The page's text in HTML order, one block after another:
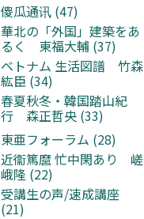
傻瓜通讯 (47)
華北の「外国」建築をあ
るく 東福大輔 (37)
ベトナム 生活図譜 竹森
紘臣 (34)
春夏秋冬・韓国踏山紀
行 森正哲央 (33)
東亜フォーラム (28)
近衞篤麿 忙中閑あり 嵯
峨隆 (22)
受講生の声/速成講座
(21)